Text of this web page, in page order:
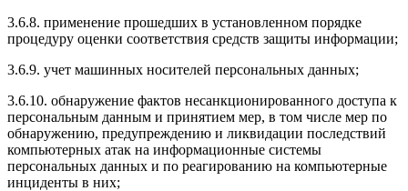
3.6.8. применение прошедших в установленном порядке
процедуру оценки соответствия средств защиты информации;
3.6.9. учет машинных носителей персональных данных;
3.6.10. обнаружение фактов несанкционированного доступа к
персональным данным и принятием мер, в том числе мер по
обнаружению, предупреждению и ликвидации последствий
компьютерных атак на информационные системы
персональных данных и по реагированию на компьютерные
инциденты в них;